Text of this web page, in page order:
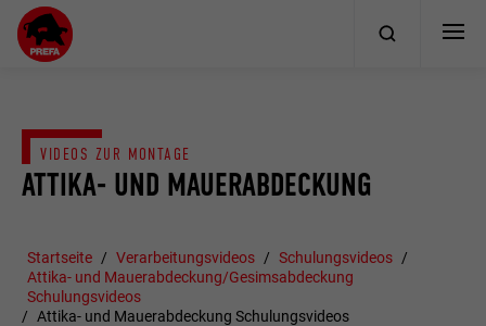
ATTIKA- UND MAUERABDECKUNG
VIDEOS ZUR MONTAGE
Startseite Verarbeitungsvideos
Schulungsvideos
Attika- und Mauerabdeckung/Gesimsabdeckung
Schulungsvideos
Attika- und Mauerabdeckung Schulungsvideos